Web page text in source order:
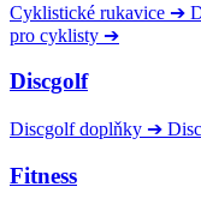
Cyklistické rukavice ➔
pro cyklisty ➔
Discgolf
Discgolf doplňky ➔
Fitness